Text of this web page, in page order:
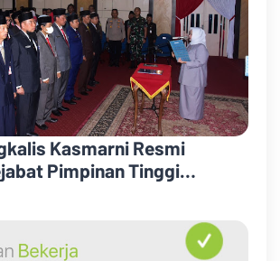
Kasmarni Resmi
Pimpinan Tinggi